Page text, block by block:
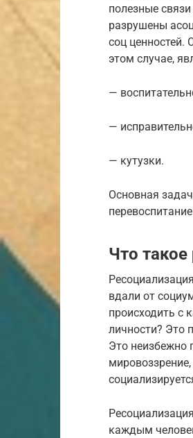
полезные
разрушены
соц ценностей.
этом случае,
—
—
— кутузки.
Основная
Что
вдали от
происходить с
личности? Это
Это неизбежно
каждым